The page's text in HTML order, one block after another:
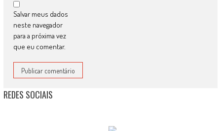
Salvar meus dados
neste navegador
para a próxima vez
que eu comentar.
REDES SOCIAIS